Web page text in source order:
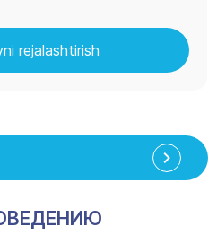
rejalashtirish